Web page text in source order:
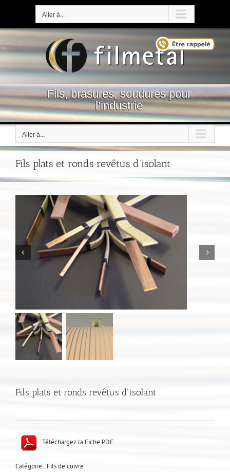
Aller à...
Fils, brasures, soudures pour
l’industrie
Aller à...
Fils plats et ronds revêtus d’isolant
Fils plats et ronds revêtus d’isolant
Téléchargez la Fiche PDF
Catégorie : Fils de cuivre